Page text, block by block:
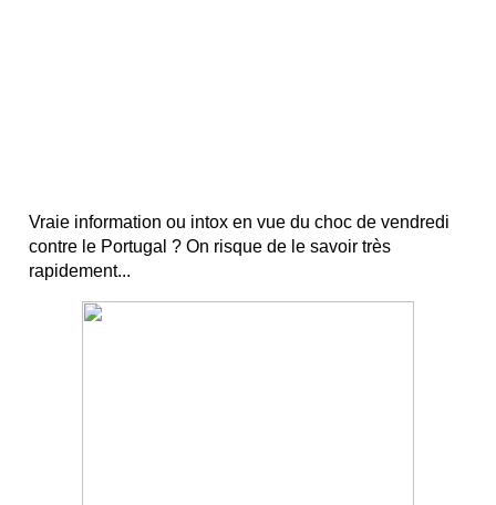
Vraie information ou intox en vue du choc de vendredi
contre le Portugal ? On risque de le savoir très
rapidement...